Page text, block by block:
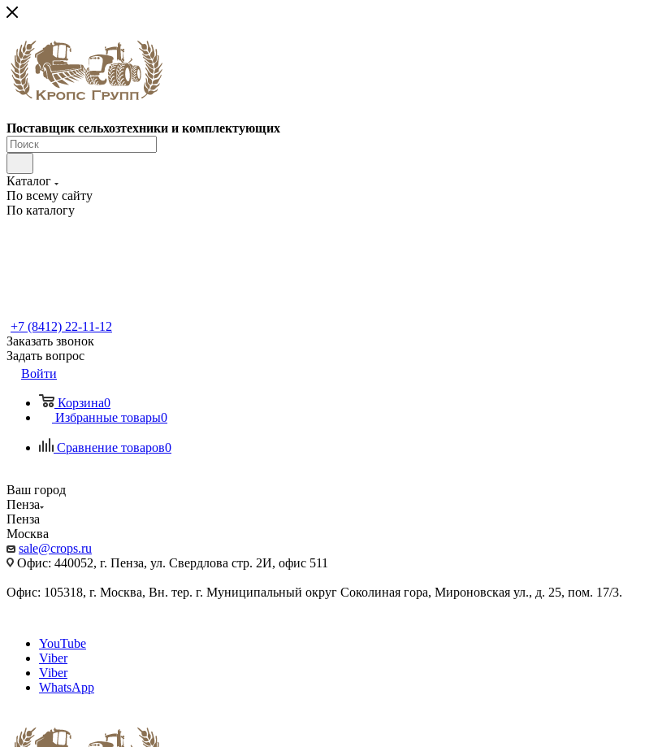
Поставщик сельхозтехники и комплектующих
Каталог
По всему сайту
По каталогу
+7 (8412) 22-11-12
Заказать звонок
Задать вопрос
Войти
Корзина0
Избранные товары0
Сравнение товаров0
Ваш город
Пенза
Пенза
Москва
sale@crops.ru
Офис: 440052, г. Пенза, ул. Свердлова стр. 2И, офис 511
Офис: 105318, г. Москва, Вн. тер. г. Муниципальный округ Соколиная гора, Мироновская ул., д. 25, пом. 17/3.
YouTube
Viber
Viber
WhatsApp